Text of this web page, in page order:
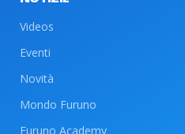
Videos
Eventi
Novità
Mondo Furuno
Furuno Academy